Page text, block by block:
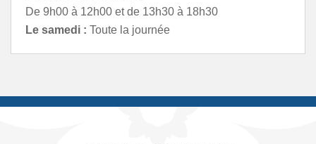
De 9h00 à 12h00 et de 13h30 à 18h30
Le samedi : Toute la journée